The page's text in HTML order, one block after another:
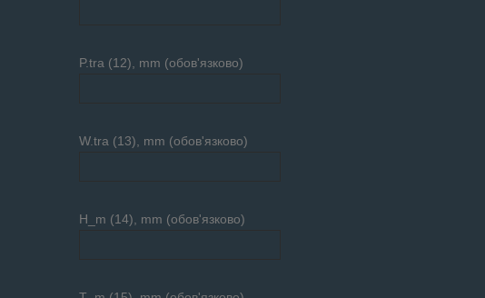
P.tra (12), mm (обов'язково)
W.tra (13), mm (обов'язково)
H_m (14), mm (обов'язково)